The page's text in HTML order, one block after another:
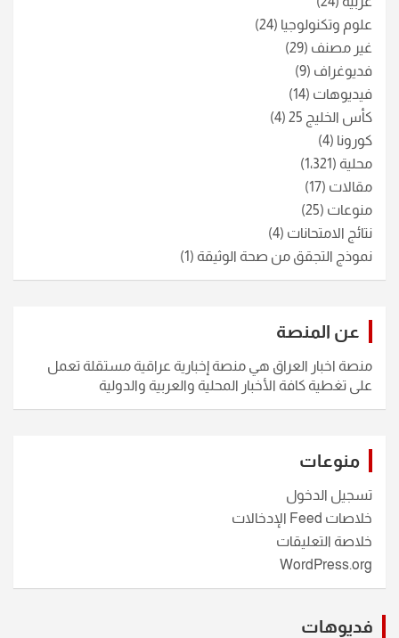
علوم وتكنولوجيا (24)
غير مصنف (29)
فديوغراف (9)
فيديوهات (14)
كأس الخليج 25
(4)
كورونا (4)
محلية (1٬321)
مقالات (17)
منوعات (25)
نتائج الامتحانات (4)
نموذج التجقق من صحة الوثيقة (1)
عن المنصة
منصة اخبار العراق هي منصة إخبارية عراقية مستقلة تعمل
على تغطية كافة الأخبار المحلية والعربية والدولية
منوعات
تسجيل الدخول
خلاصات Feed الإدخالات
خلاصة التعليقات
WordPress.org
فديوهات